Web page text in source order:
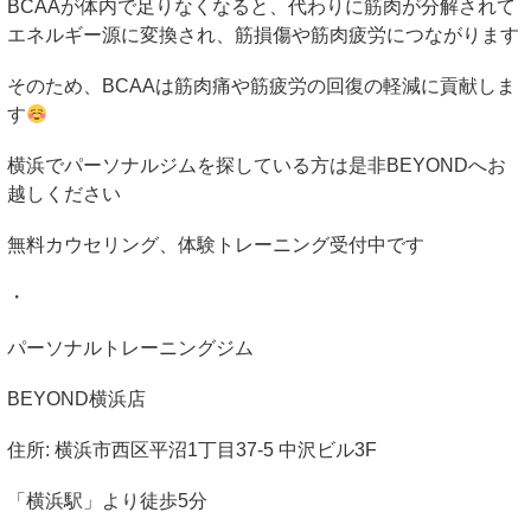
BCAAが体内で足りなくなると、代わりに筋肉が分解されて
エネルギー源に変換され、筋損傷や筋肉疲労につながります
そのため、 BCAAは筋肉痛や筋疲労の回復の軽減に貢献しま
す
横浜でパーソナルジムを探している方は是非BEYONDへお
越しください
無料カウセリング、体験トレーニング受付中です
・
パーソナルトレーニングジム
BEYOND横浜店
住所: 横浜市西区平沼1丁目 37-5 中沢ビル3F
「横浜駅」より徒歩5分